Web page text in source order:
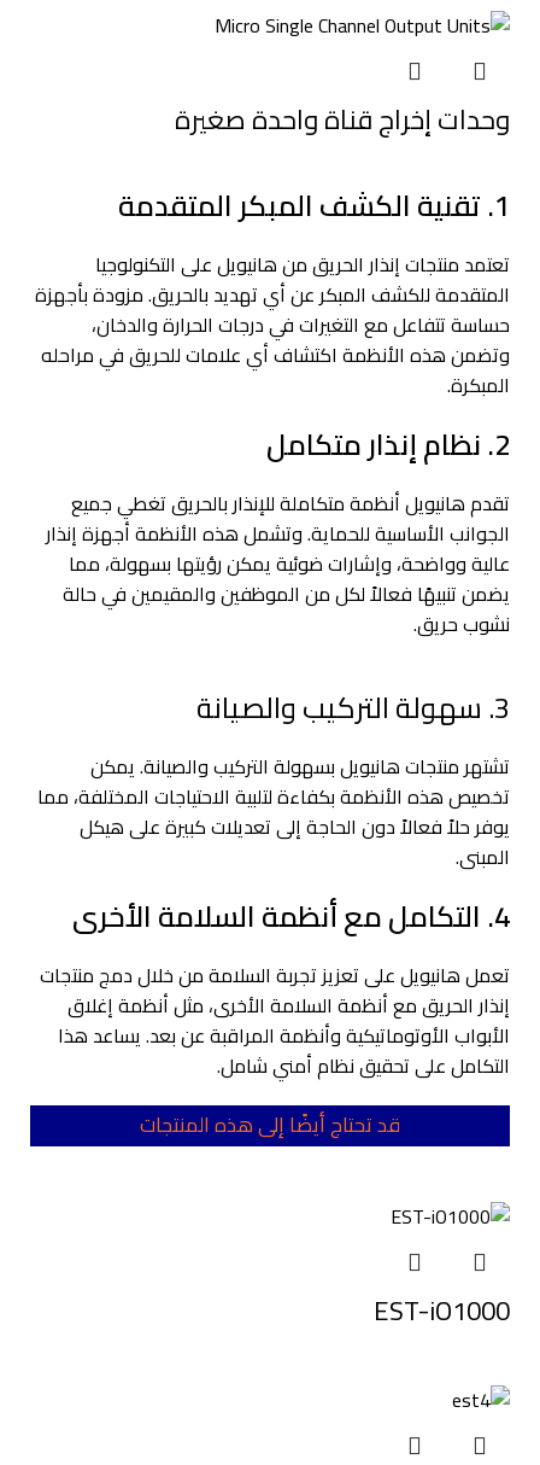
وحدات إخراج قناة واحدة صغيرة
1. تقنية الكشف المبكر المتقدمة
تعتمد منتجات إنذار الحريق من هانيويل على التكنولوجيا
المتقدمة للكشف المبكر عن أي تهديد بالحريق. مزودة بأجهزة
حساسة تتفاعل مع التغيرات في درجات الحرارة والدخان،
وتضمن هذه الأنظمة اكتشاف أي علامات للحريق في مراحله
المبكرة.
2. نظام إنذار متكامل
تقدم هانيويل أنظمة متكاملة للإنذار بالحريق تغطي جميع
الجوانب الأساسية للحماية. وتشمل هذه الأنظمة أجهزة إنذار
عالية وواضحة، وإشارات ضوئية يمكن رؤيتها بسهولة، مما
يضمن تنبيهًا فعالاً لكل من الموظفين والمقيمين في حالة
نشوب حريق.
3. سهولة التركيب والصيانة
تشتهر منتجات هانيويل بسهولة التركيب والصيانة. يمكن
تخصيص هذه الأنظمة بكفاءة لتلبية الاحتياجات المختلفة، مما
يوفر حلاً فعالاً دون الحاجة إلى تعديلات كبيرة على هيكل
المبنى.
4. التكامل مع أنظمة السلامة الأخرى
تعمل هانيويل على تعزيز تجربة السلامة من خلال دمج منتجات
إنذار الحريق مع أنظمة السلامة الأخرى، مثل أنظمة إغلاق
الأبواب الأوتوماتيكية وأنظمة المراقبة عن بعد. يساعد هذا
التكامل على تحقيق نظام أمني شامل.
قد تحتاج أيضًا إلى هذه المنتجات
EST-iO1000